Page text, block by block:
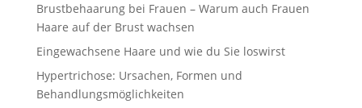
Brustbehaarung bei Frauen – Warum auch Frauen
Haare auf der Brust wachsen
Eingewachsene Haare und wie du Sie loswirst
Hypertrichose: Ursachen, Formen und
Behandlungsmöglichkeiten